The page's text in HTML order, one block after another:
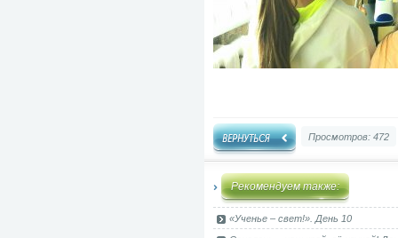
Просмотров: 472
Рекомендуем также:
«Ученье – свет!». День 10